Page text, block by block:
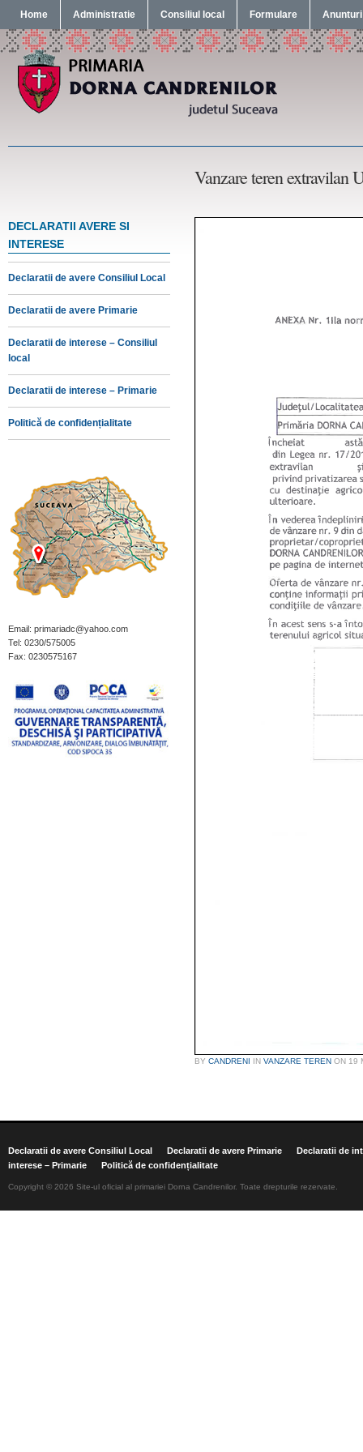
Home Administratie Consiliul local Formulare Anunturi
Vanzare teren extravilan
DECLARATII AVERE SI
INTERESE
Declaratii de avere Consiliul Local
Declaratii de avere Primarie
Declaratii de interese – Consiliul
local
Declaratii de interese – Primarie
Politică de confidențialitate
Email: primariadc@yahoo.com
Tel: 0230/575005
Fax: 0230575167
BY CANDRENI IN VANZARE TEREN ON 19
Declaratii de avere Consiliul Local Declaratii de avere Primarie
Declaratii de
interese – Primarie
Politică de confidențialitate
Copyright © 2026 Site-ul oficial al primariei Dorna Candrenilor. Toate drepturile rezervate.